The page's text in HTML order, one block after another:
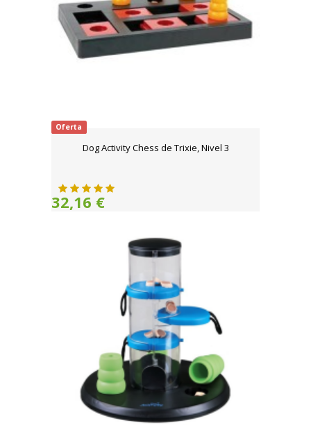
Oferta
Dog Activity Chess de Trixie, Nivel 3
32,16 €